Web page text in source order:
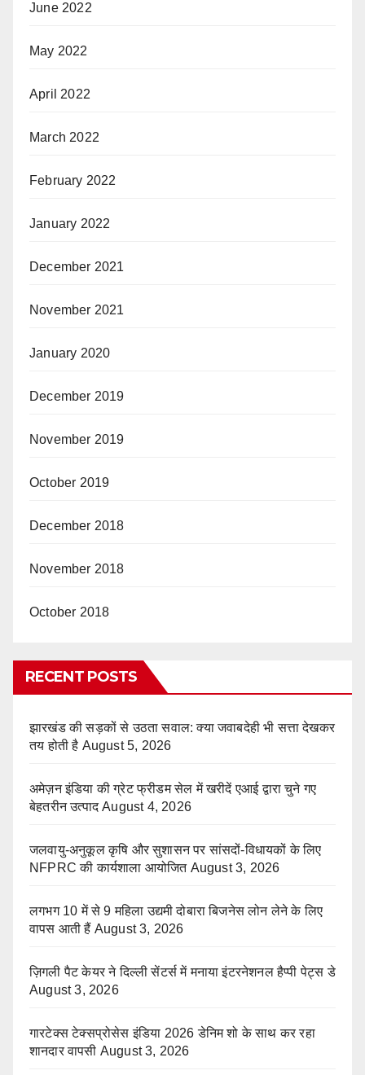
June 2022
May 2022
April 2022
March 2022
February 2022
January 2022
December 2021
November 2021
January 2020
December 2019
November 2019
October 2019
December 2018
November 2018
October 2018
RECENT POSTS
झारखंड की सड़कों से उठता सवाल: क्या जवाबदेही भी सत्ता देखकर
तय होती है August 5, 2026
अमेज़न इंडिया की ग्रेट फ्रीडम सेल में खरीदें एआई द्वारा चुने गए
बेहतरीन उत्पाद August 4, 2026
जलवायु-अनुकूल कृषि और सुशासन पर सांसदों-विधायकों के लिए
NFPRC की कार्यशाला आयोजित August 3, 2026
लगभग 10 में से 9 महिला उद्यमी दोबारा बिजनेस लोन लेने के लिए
वापस आती हैं August 3, 2026
ज़िगली पैट केयर ने दिल्ली सेंटर्स में मनाया इंटरनेशनल हैप्पी पेट्स डे
August 3, 2026
गारटेक्स टेक्सप्रोसेस इंडिया 2026 डेनिम शो के साथ कर रहा
शानदार वापसी August 3, 2026